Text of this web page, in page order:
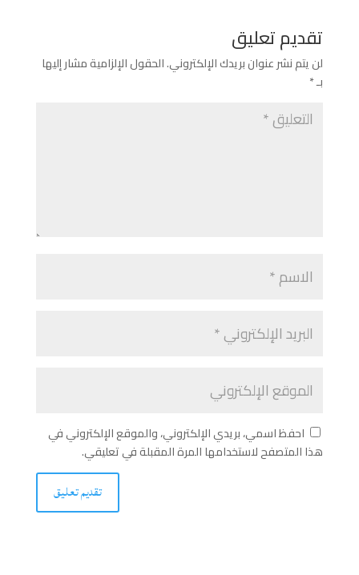
تقديم تعليق
لن يتم نشر عنوان بريدك الإلكتروني.الحقول الإلزامية مشار إليها
بـ*
احفظ اسمي، بريدي الإلكتروني، والموقع الإلكتروني في
هذا المتصفح لاستخدامها المرة المقبلة في تعليقي.